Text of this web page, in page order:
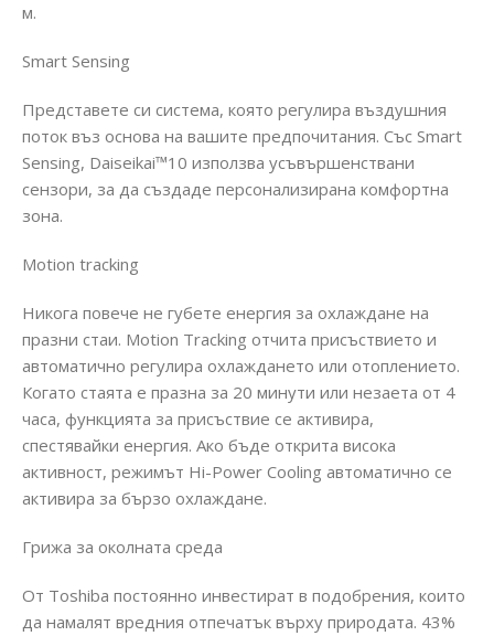
м.
Smart Sensing
Представете си система, която регулира въздушния
поток въз основа на вашите предпочитания. Със Smart
Sensing, Daiseikai™10 използва усъвършенствани
сензори, за да създаде персонализирана комфортна
зона.
Motion tracking
Никога повече не губете енергия за охлаждане на
празни стаи. Motion Tracking отчита присъствието и
автоматично регулира охлаждането или отоплението.
Когато стаята е празна за 20 минути или незаета от 4
часа, функцията за присъствие се активира,
спестявайки енергия. Ако бъде открита висока
активност, режимът Hi-Power Cooling автоматично се
активира за бързо охлаждане.
Грижа за околната среда
От Toshiba постоянно инвестират в подобрения, които
да намалят вредния отпечатък върху природата. 43%